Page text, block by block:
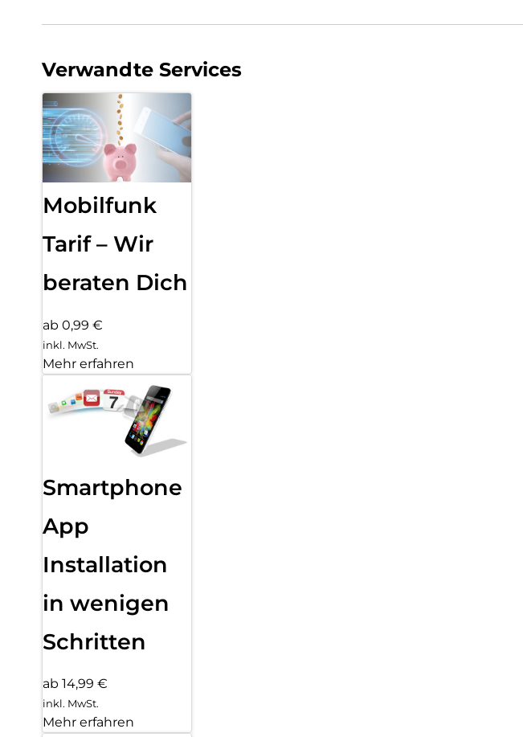
Verwandte Services
Mobilfunk
Tarif – Wir
beraten Dich
ab 0,99 €
inkl. MwSt.
Mehr erfahren
Smartphone
App
Installation
in wenigen
Schritten
ab 14,99 €
inkl. MwSt.
Mehr erfahren